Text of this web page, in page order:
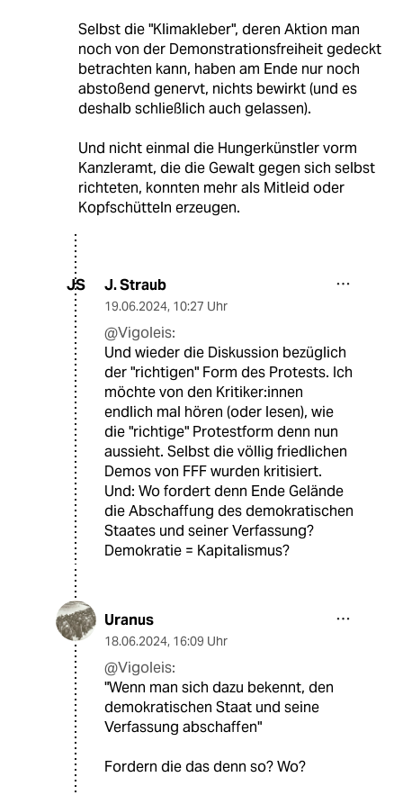
Selbst die "Klimakleber", deren Aktion man
noch von der Demonstrationsfreiheit gedeckt
betrachten kann, haben am Ende nur noch
abstoßend genervt, nichts bewirkt (und es
deshalb schließlich auch gelassen).
Und nicht einmal die Hungerkünstler vorm
Kanzleramt, die die Gewalt gegen sich selbst
richteten, konnten mehr als Mitleid oder
Kopfschütteln erzeugen.
JS J. Straub
19.06.2024, 10:27 Uhr
@Vigoleis:
Und wieder die Diskussion bezüglich
der "richtigen" Form des Protests. Ich
möchte von den Kritiker:innen
endlich mal hören (oder lesen), wie
die "richtige" Protestform denn nun
aussieht. Selbst die völlig friedlichen
Demos von FFF wurden kritisiert.
Und: Wo fordert denn Ende Gelände
die Abschaffung des demokratischen
Staates und seiner Verfassung?
Demokratie = Kapitalismus?
Uranus
18.06.2024, 16:09 Uhr
@Vigoleis:
"Wenn man sich dazu bekennt, den
demokratischen Staat und seine
Verfassung abschaffen"
Fordern die das denn so? Wo?